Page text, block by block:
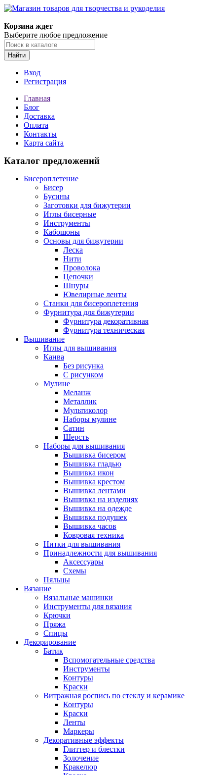
Корзина ждет
Выберите любое предложение
Найти
Вход
Регистрация
Главная
Блог
Доставка
Оплата
Контакты
Карта сайта
Каталог предложений
Бисероплетение
Бисер
Бусины
Заготовки для бижутерии
Иглы бисерные
Инструменты
Кабошоны
Основы для бижутерии
Леска
Нити
Проволока
Цепочки
Шнуры
Ювелирные ленты
Станки для бисероплетения
Фурнитура для бижутерии
Фурнитура декоративная
Фурнитура техническая
Вышивание
Иглы для вышивания
Канва
Без рисунка
С рисунком
Мулине
Меланж
Металлик
Мультиколор
Наборы мулине
Сатин
Шерсть
Наборы для вышивания
Вышивка бисером
Вышивка гладью
Вышивка икон
Вышивка крестом
Вышивка лентами
Вышивка на изделиях
Вышивка на одежде
Вышивка подушек
Вышивка часов
Ковровая техника
Нитки для вышивания
Принадлежности для вышивания
Аксессуары
Схемы
Пяльцы
Вязание
Вязальные машинки
Инструменты для вязания
Крючки
Пряжа
Спицы
Декорирование
Батик
Вспомогательные средства
Инструменты
Контуры
Краски
Витражная роспись по стеклу и керамике
Контуры
Краски
Ленты
Маркеры
Декоративные эффекты
Глиттер и блестки
Золочение
Кракелюр